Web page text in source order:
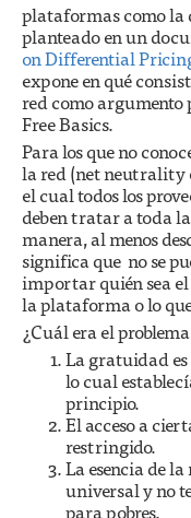
plataformas como la
planteado en un
on Differential
expone en qué
red como
Free Basics.
Para los que no
la red (net neutrality
el cual todos los
deben tratar a toda
manera, al menos
significa que no se
importar quién sea
la plataforma o lo
¿Cuál era el
La gratuidad es
lo cual
principio.
El acceso a
restringido.
La esencia de
universal y no
para pobres.